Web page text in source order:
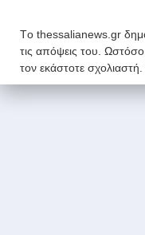
Tο thessalianews.gr
τις απόψεις του.
τον εκάστοτε